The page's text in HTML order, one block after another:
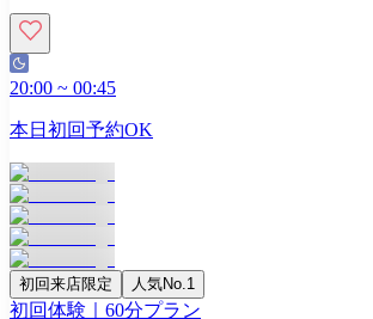
20:00 ~ 00:45
本日初回予約OK
初回来店限定 人気No.1
初回体験｜60分プラン